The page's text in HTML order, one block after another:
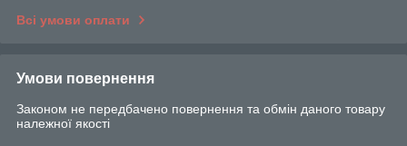
Всі умови оплати
Умови повернення
Законом не передбачено повернення та обмін даного товару
належної якості